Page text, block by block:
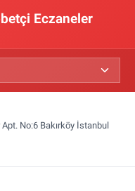
Eczaneler
No:6 Bakırköy İstanbul